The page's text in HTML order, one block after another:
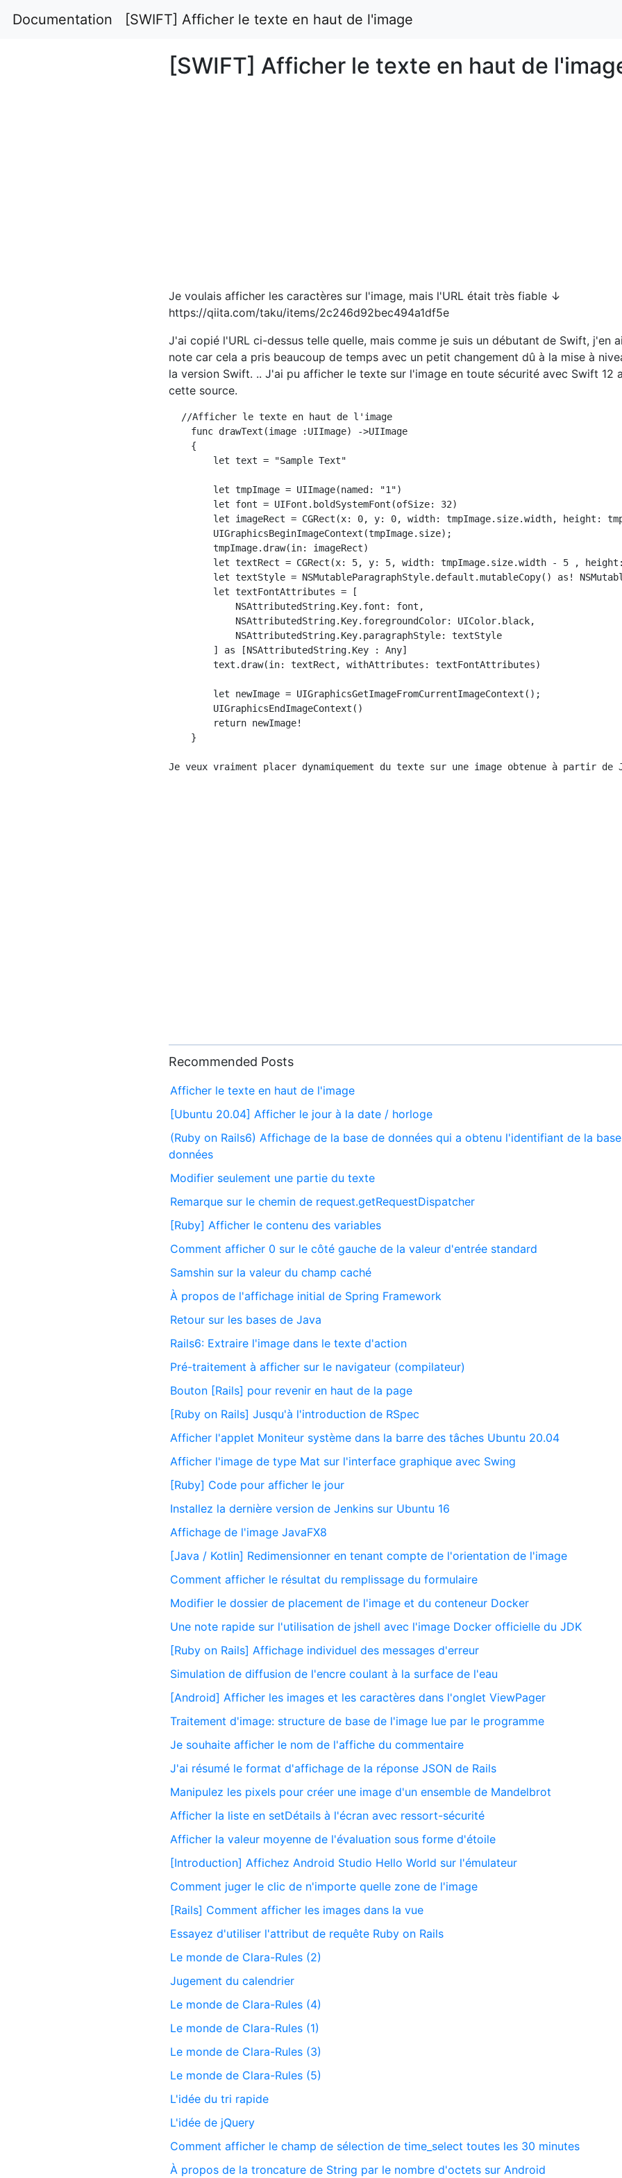
Documentation [SWIFT] Afficher le texte en haut de l'image
[SWIFT] Afficher le texte en haut de
Je voulais afficher les caractères sur l'image, mais l'URL était très fiable ↓
https://qiita.com/taku/items/2c246d92bec494a1df5e
J'ai copié l'URL ci-dessus telle quelle, mais comme je suis un débutant de Swift, j'en
note car cela a pris beaucoup de temps avec un petit changement dû à la mise à
la version Swift. .. J'ai pu afficher le texte sur l'image en toute sécurité avec Swift 12
cette source.
  //Afficher le texte en haut de l'image
    func drawText(image :UIImage) ->UIImage
    {
        let text = "Sample Text"
        let tmpImage = UIImage(named: "1")
        let font = UIFont.boldSystemFont(ofSize: 32)
let imageRect = CGRect(x: 0, y: 0, width: tmpImage.size.width, height:
        UIGraphicsBeginImageContext(tmpImage.size);
        tmpImage.draw(in: imageRect)
let textRect = CGRect(x: 5, y: 5, width: tmpImage.size.width - 5 ,
let textStyle = NSMutableParagraphStyle.default.mutableCopy() as!
        let textFontAttributes = [
            NSAttributedString.Key.font: font,
            NSAttributedString.Key.foregroundColor: UIColor.black,
            NSAttributedString.Key.paragraphStyle: textStyle
        ] as [NSAttributedString.Key : Any]
        text.draw(in: textRect, withAttributes: textFontAttributes)
        let newImage = UIGraphicsGetImageFromCurrentImageContext();
        UIGraphicsEndImageContext()
        return newImage!
    }
Je veux vraiment placer dynamiquement du texte sur une image obtenue à
Recommended Posts
Afficher le texte en haut de l'image
[Ubuntu 20.04] Afficher le jour à la date / horloge
(Ruby on Rails6) Affichage de la base de données qui a obtenu l'identifiant de la
données
Modifier seulement une partie du texte
Remarque sur le chemin de request.getRequestDispatcher
[Ruby] Afficher le contenu des variables
Comment afficher 0 sur le côté gauche de la valeur d'entrée standard
Samshin sur la valeur du champ caché
À propos de l'affichage initial de Spring Framework
Retour sur les bases de Java
Rails6: Extraire l'image dans le texte d'action
Pré-traitement à afficher sur le navigateur (compilateur)
Bouton [Rails] pour revenir en haut de la page
[Ruby on Rails] Jusqu'à l'introduction de RSpec
Afficher l'applet Moniteur système dans la barre des tâches Ubuntu 20.04
Afficher l'image de type Mat sur l'interface graphique avec Swing
[Ruby] Code pour afficher le jour
Installez la dernière version de Jenkins sur Ubuntu 16
Affichage de l'image JavaFX8
[Java / Kotlin] Redimensionner en tenant compte de l'orientation de l'image
Comment afficher le résultat du remplissage du formulaire
Modifier le dossier de placement de l'image et du conteneur Docker
Une note rapide sur l'utilisation de jshell avec l'image Docker officielle du JDK
[Ruby on Rails] Affichage individuel des messages d'erreur
Simulation de diffusion de l'encre coulant à la surface de l'eau
[Android] Afficher les images et les caractères dans l'onglet ViewPager
Traitement d'image: structure de base de l'image lue par le programme
Je souhaite afficher le nom de l'affiche du commentaire
J'ai résumé le format d'affichage de la réponse JSON de Rails
Manipulez les pixels pour créer une image d'un ensemble de Mandelbrot
Afficher la liste en setDétails à l'écran avec ressort-sécurité
Afficher la valeur moyenne de l'évaluation sous forme d'étoile
[Introduction] Affichez Android Studio Hello World sur l'émulateur
Comment juger le clic de n'importe quelle zone de l'image
[Rails] Comment afficher les images dans la vue
Essayez d'utiliser l'attribut de requête Ruby on Rails
Le monde de Clara-Rules (2)
Jugement du calendrier
Le monde de Clara-Rules (4)
Le monde de Clara-Rules (1)
Le monde de Clara-Rules (3)
Le monde de Clara-Rules (5)
L'idée du tri rapide
L'idée de jQuery
Comment afficher le champ de sélection de time_select toutes les 30 minutes
À propos de la troncature de String par le nombre d'octets sur Android